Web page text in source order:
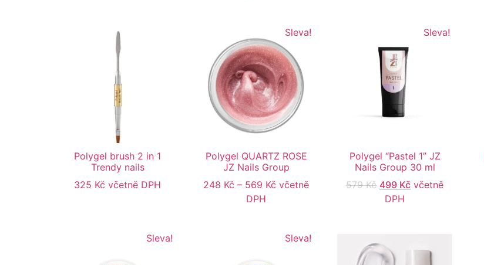
Polygel brush 2 in 1
Trendy nails
325 Kč včetně DPH
Sleva!
Polygel QUARTZ ROSE
JZ Nails Group
248 Kč – 569 Kč včetně
DPH
Sleva!
Polygel “Pastel 1” JZ
Nails Group 30 ml
579Kč 499 Kč včetně
DPH
Sleva! Sleva!